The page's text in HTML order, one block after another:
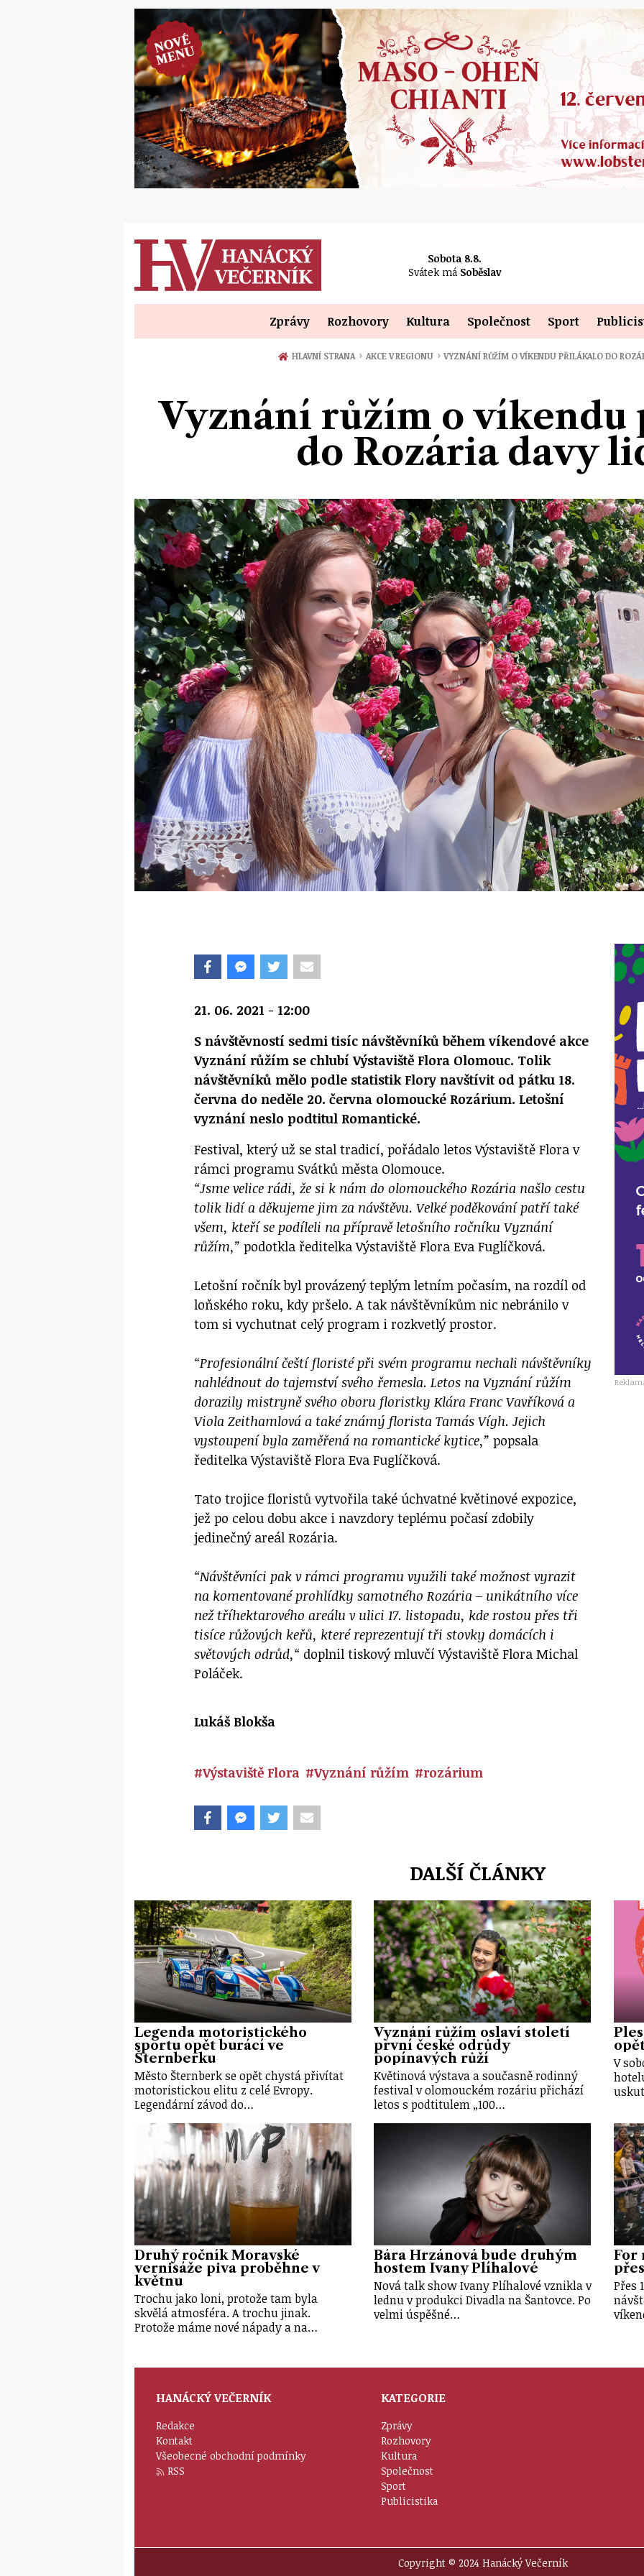
Sobota 8.8.
Svátek má Soběslav
Zprávy Rozhovory Kultura Společnost Sport
HLAVNÍ STRANA › AKCE V REGIONU › VYZNÁNÍ RŮŽÍM O VÍKENDU PŘILÁKALO DO
Vyznání růžím o
do Rozária davy
21. 06. 2021 - 12:00
S návštěvností sedmi tisíc návštěvníků během víkendové akce
Vyznání růžím se chlubí Výstaviště Flora Olomouc. Tolik
návštěvníků mělo podle statistik Flory navštívit od pátku 18.
června do neděle 20. června olomoucké Rozárium. Letošní
vyznání neslo podtitul Romantické.
Festival, který už se stal tradicí, pořádalo letos Výstaviště Flora v
rámci programu Svátků města Olomouce.
“Jsme velice rádi, že si k nám do olomouckého Rozária našlo cestu
tolik lidí a děkujeme jim za návštěvu. Velké poděkování patří také
všem, kteří se podíleli na přípravě letošního ročníku Vyznání
růžím,” podotkla ředitelka Výstaviště Flora Eva Fuglíčková.
Letošní ročník byl provázený teplým letním počasím, na rozdíl od
loňského roku, kdy pršelo. A tak návštěvníkům nic nebránilo v
tom si vychutnat celý program i rozkvetlý prostor.
“Profesionální čeští floristé při svém programu nechali návštěvníky
nahlédnout do tajemství svého řemesla. Letos na Vyznání růžím
dorazily mistryně svého oboru floristky Klára Franc Vavříková a
Viola Zeithamlová a také známý florista Tamás Vígh. Jejich
vystoupení byla zaměřená na romantické kytice,”popsala
ředitelka Výstaviště Flora Eva Fuglíčková.
Tato trojice floristů vytvořila také úchvatné květinové expozice,
jež po celou dobu akce i navzdory teplému počasí zdobily
jedinečný areál Rozária.
“Návštěvníci pak v rámci programu využili také možnost vyrazit
na komentované prohlídky samotného Rozária – unikátního více
než tříhektarového areálu v ulici 17. listopadu, kde rostou přes tři
tisíce růžových keřů, které reprezentují tři stovky domácích i
světových odrůd,“ doplnil tiskový mluvčí Výstaviště Flora Michal
Poláček.
Lukáš Blokša
#Výstaviště Flora #Vyznání růžím #rozárium
DALŠÍ ČLÁNKY
Legenda motoristického
sportu opět burácí ve
Šternberku
Město Šternberk se opět chystá přivítat
motoristickou elitu z celé Evropy.
Legendární závod do…
Vyznání růžím oslaví století
první české odrůdy
popínavých růží
Květinová výstava a současně rodinný
festival v olomouckém rozáriu přichází
letos s podtitulem „100…
V
Druhý ročník Moravské
vernisáže piva proběhne v
květnu
Trochu jako loni, protože tam byla
skvělá atmosféra. A trochu jinak.
Protože máme nové nápady a na…
Bára Hrzánová bude druhým
hostem Ivany Plíhalové
Nová talk show Ivany Plíhalové vznikla v
lednu v produkci Divadla na Šantovce. Po
velmi úspěšné…
For
Přes
HANÁCKÝ VEČERNÍK
Redakce
Kontakt
Všeobecné obchodní podmínky
RSS
KATEGORIE
Zprávy
Rozhovory
Kultura
Společnost
Sport
Publicistika
Copyright © 2024 Hanácký Večerník